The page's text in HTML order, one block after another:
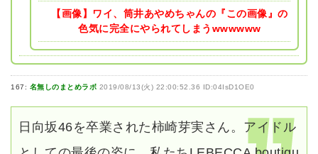
【画像】ワイ、筒井あやめちゃんの『この画像』の
色気に完全にやられてしまうwwwwww
167: 名無しのまとめラボ 2019/08/13(火) 22:00:52.36 ID:04IsD1OE0
日向坂46を卒業された柿崎芽実さん。アイドル